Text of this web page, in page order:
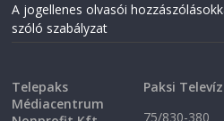
A jogellenes olvasói
szóló szabályzat
Telepaks
Médiacentrum
Paksi
75/830-380